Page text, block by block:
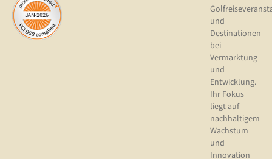
und
Destinationen
bei
Vermarktung
und
Entwicklung.
Ihr Fokus
liegt auf
nachhaltigem
Wachstum
und
Innovation